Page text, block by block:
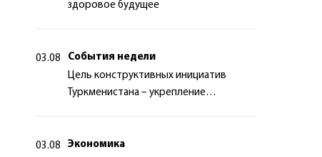
здоровое будущее
03.08
События недели
Цель конструктивных инициатив
Туркменистана – укрепление
03.08
Экономика